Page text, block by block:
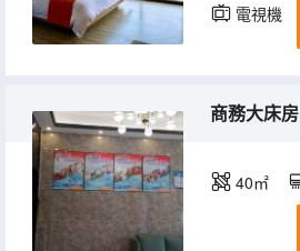
電視機
商務大床房
40㎡